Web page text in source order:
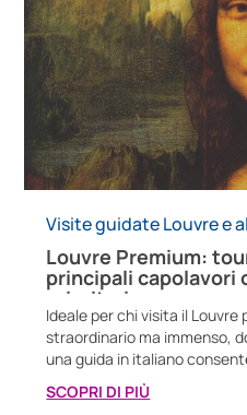
Visite guidate Louvre e
Louvre Premium:
principali capolavori
prioritario
Ideale per chi visita il
straordinario ma immenso,
una guida in italiano
suoi capolavori più celebri.
apprezzati grazie all’alta
SCOPRI DI PIÙ